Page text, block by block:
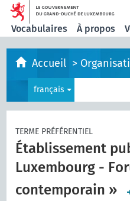
Vocabulaires À propos
Accueil >
français
TERME PRÉFÉRENTIEL
Établissement
Luxembourg -
contemporain »